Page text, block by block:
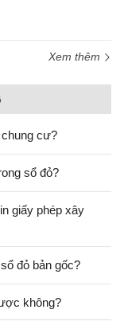
Xem thêm
chung cư?
sổ đỏ?
giấy phép xây
đỏ bản gốc?
không?